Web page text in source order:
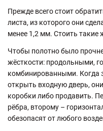
Прежде всего стоит
листа, из которого они
менее 1,2 мм. Стоить такие
Чтобы полотно было
жёсткости: продольными,
комбинированными. Когда
открыть входную дверь,
коробки либо продавить.
рёбра, второму –
обезопасят от любого